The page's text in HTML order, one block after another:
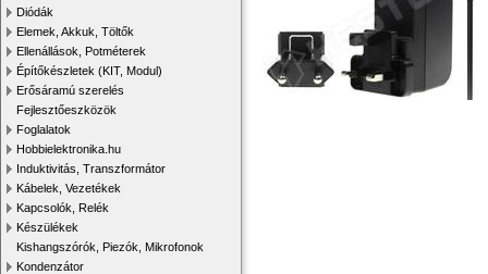
Diódák
Elemek, Akkuk, Töltők
Ellenállások, Potméterek
Építőkészletek (KIT, Modul)
Erősáramú szerelés
Fejlesztőeszközök
Foglalatok
Hobbielektronika.hu
Induktivitás, Transzformátor
Kábelek, Vezetékek
Kapcsolók, Relék
Készülékek
Kishangszórók, Piezók, Mikrofonok
Kondenzátor